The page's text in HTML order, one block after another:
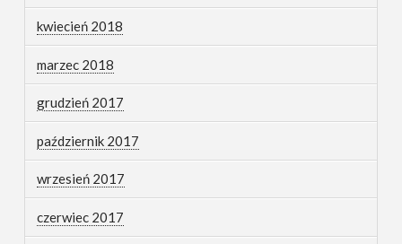
kwiecień 2018
marzec 2018
grudzień 2017
październik 2017
wrzesień 2017
czerwiec 2017